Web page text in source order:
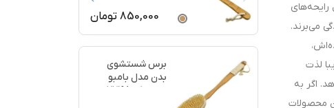
رایحه‌های
می‌برند.
لذت
اگر به
محصولات
850,000 تومان
برس شستشوی
بدن مدل بامبو
ماساژ کد 77198